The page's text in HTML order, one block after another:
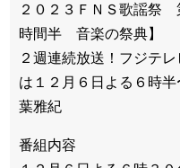
２０２３ＦＮＳ歌謡祭
時間半 音楽の祭典】
２週連続放送！フジテ
は１２月６日よる６時
葉雅紀
番組内容